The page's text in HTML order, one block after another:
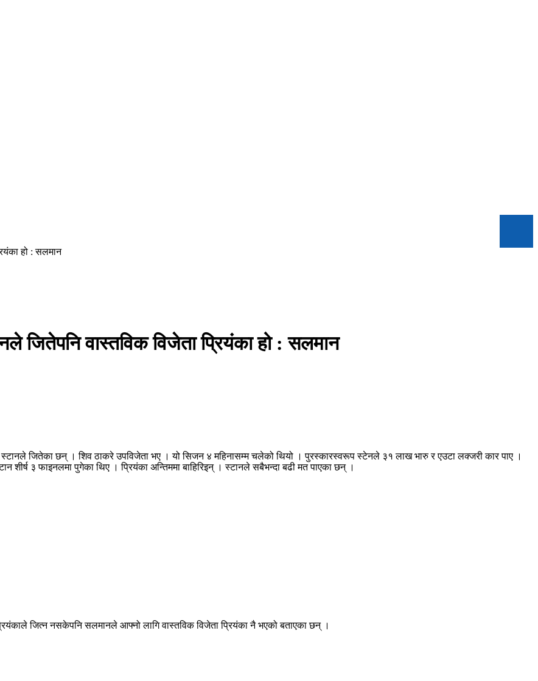
हो : सलमान
जितेपनि वास्तविक विजेता प्रियंका हो : सलमान
स्टानले जितेका छन् । शिव ठाकरे उपविजेता भए । यो सिजन ४ महिनासम्म चलेको थियो । पुरस्कारस्वरूप स्टेनले ३१ लाख भारु र एउटा लक्जरी कार पाए ।
३ फाइनलमा पुगेका थिए । प्रियंका अन्तिममा बाहिरिइन् । स्टानले सबैभन्दा बढी मत पाएका छन् ।
जित्न नसकेपनि सलमानले आफ्नो लागि वास्तविक विजेता प्रियंका नै भएको बताएका छन् ।